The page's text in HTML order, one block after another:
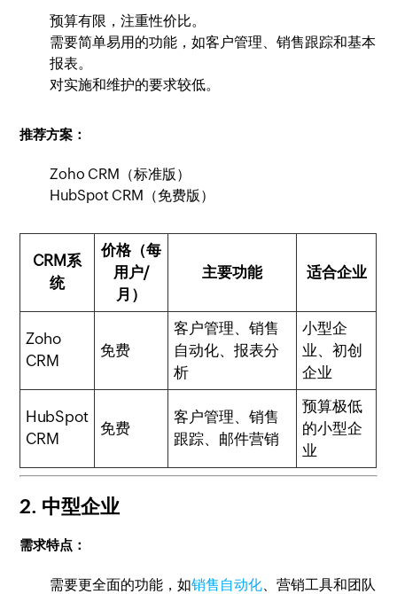
预算有限，注重性价比。
需要简单易用的功能，如客户管理、销售跟踪和基本
报表。
对实施和维护的要求较低。
推荐方案：
Zoho CRM（标准版）
HubSpot CRM（免费版）
CRM系
统
价格（每
用户/
月）
主要功能 适合企业
Zoho
CRM
免费
客户管理、销售
自动化、报表分
析
小型企
业、初创
企业
HubSpot
CRM
免费
客户管理、销售
跟踪、邮件营销
预算极低
的小型企
业
2. 中型企业
需求特点：
需要更全面的功能，如销售自动化、营销工具和团队